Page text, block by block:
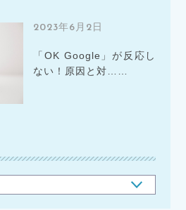
2023年6月2日
「OK Google」が反応し
ない！原因と対……